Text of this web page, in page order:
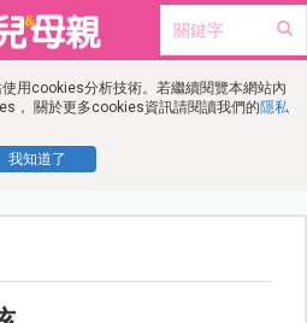
用cookies分析技術。若繼續閱覽本網站內
， 關於更多cookies資訊請閱讀我們的隱私
我知道了